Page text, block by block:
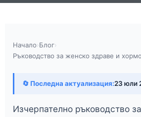
Начало›Блог›
Ръководство за женско здраве и
🔄 Последна актуализация:23 юли
Изчерпателно ръководство